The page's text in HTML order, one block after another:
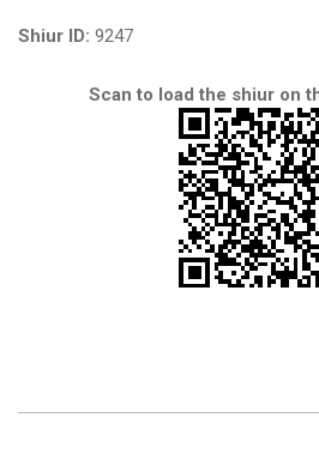
Shiur ID: 9247
Scan to load the shiur on